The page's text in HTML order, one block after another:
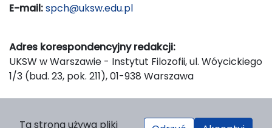
E-mail:spch@uksw.edu.pl
Adres korespondencyjny redakcji:
UKSW w Warszawie - Instytut Filozofii, ul. Wóycickiego
1/3 (bud. 23, pok. 211), 01-938 Warszawa
Ta strona używa pliki